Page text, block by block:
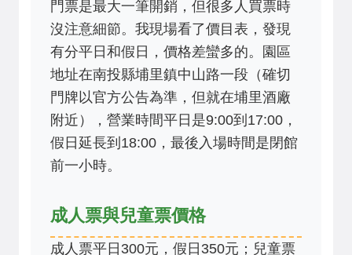
門票是最大一筆開銷，但很多人買票時
沒注意細節。我現場看了價目表，發現
有分平日和假日，價格差蠻多的。園區
地址在南投縣埔里鎮中山路一段（確切
門牌以官方公告為準，但就在埔里酒廠
附近），營業時間平日是9:00到17:00，
假日延長到18:00，最後入場時間是閉館
前一小時。
成人票與兒童票價格
成人票平日300元，假日350元；兒童票